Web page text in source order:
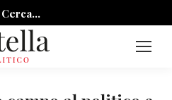
Cerca...